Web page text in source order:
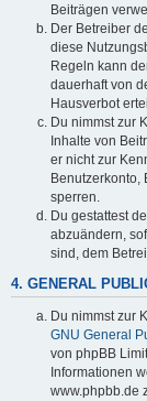
Beiträgen
Der Betreiber
diese
Regeln kann
dauerhaft von
Hausverbot
Du nimmst zur
Inhalte von
er nicht zur
Benutzerkonto,
sperren.
Du gestattest
abzuändern,
sind, dem
4. GENERAL
Du nimmst zur
GNU General
von phpBB
Informationen
www.phpbb.de